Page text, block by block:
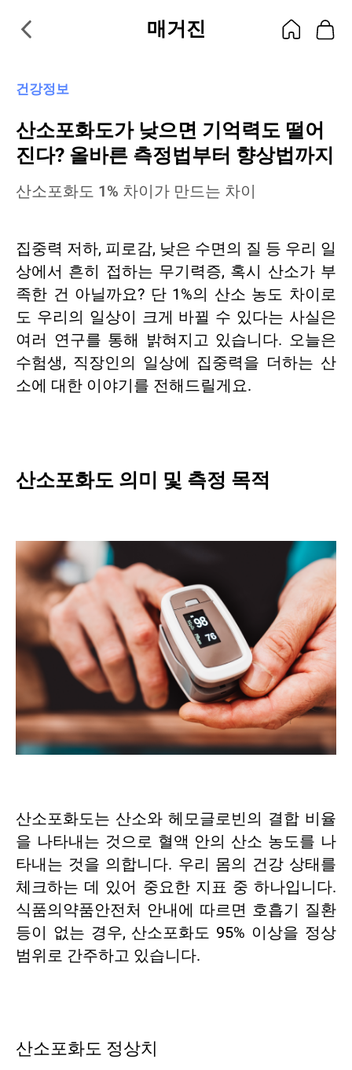
매거진
건강정보
산소포화도가 낮으면 기억력도 떨어
진다? 올바른 측정법부터 향상법까지
산소포화도 1% 차이가 만드는 차이
집중력 저하, 피로감, 낮은 수면의 질 등 우리 일
상에서 흔히 접하는 무기력증, 혹시 산소가 부
족한 건 아닐까요? 단 1%의 산소 농도 차이로
도 우리의 일상이 크게 바뀔 수 있다는 사실은
여러 연구를 통해 밝혀지고 있습니다. 오늘은
수험생, 직장인의 일상에 집중력을 더하는 산
소에 대한 이야기를 전해드릴게요.
산소포화도 의미 및 측정 목적
산소포화도는 산소와 헤모글로빈의 결합 비율
을 나타내는 것으로 혈액 안의 산소 농도를 나
타내는 것을 의합니다. 우리 몸의 건강 상태를
체크하는 데 있어 중요한 지표 중 하나입니다.
식품의약품안전처 안내에 따르면 호흡기 질환
등이 없는 경우, 산소포화도 95% 이상을 정상
범위로 간주하고 있습니다.
산소포화도 정상치